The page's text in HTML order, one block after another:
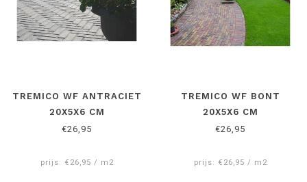
TREMICO WF ANTRACIET
20X5X6 CM
€26,95
prijs: €26,95 / m2
TREMICO WF BONT
20X5X6 CM
€26,95
prijs: €26,95 / m2